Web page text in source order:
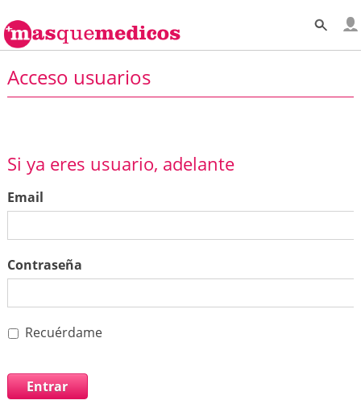
Acceso usuarios
Si ya eres usuario, adelante
Email
Contraseña
Recuérdame